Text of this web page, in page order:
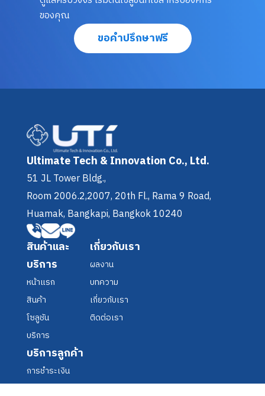
ของคุณ
ขอคำปรึกษาฟรี
Ultimate Tech & Innovation Co., Ltd.
51 JL Tower Bldg.,
Room 2006.2,2007, 20th Fl., Rama 9 Road,
Huamak, Bangkapi, Bangkok 10240
สินค้าและ
บริการ
หน้าแรก
สินค้า
โซลูชัน
บริการ
เกี่ยวกับเรา
ผลงาน
บทความ
เกี่ยวกับเรา
ติดต่อเรา
บริการลูกค้า
การชำระเงิน